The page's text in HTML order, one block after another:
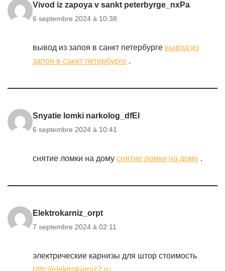
Vivod iz zapoya v sankt peterbyrge_nxPa
6 septembre 2024 à 10:38
вывод из запоя в санкт петербурге вывод из
запоя в санкт петербурге .
Snyatie lomki narkolog_dfEI
6 septembre 2024 à 10:41
снятие ломки на дому снятие ломки на дому .
Elektrokarniz_orpt
7 septembre 2024 à 02:11
электрические карнизы для штор стоимость
http://elektrokarniz2.ru .